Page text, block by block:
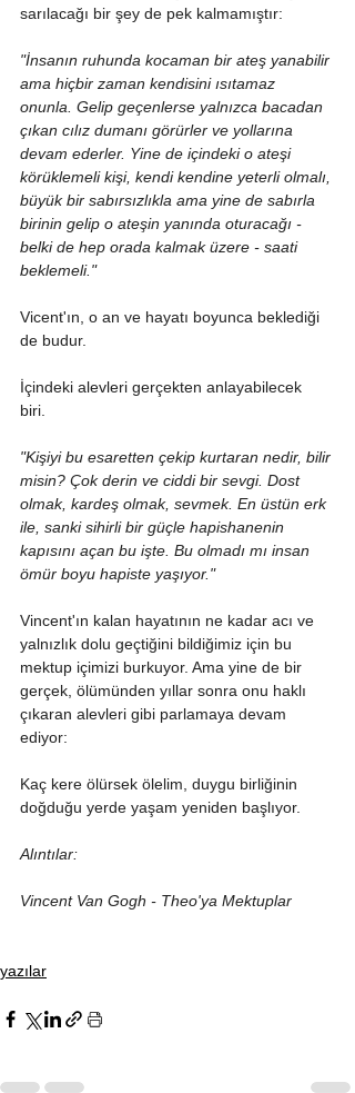
sarılacağı bir şey de pek kalmamıştır:
"İnsanın ruhunda kocaman bir ateş yanabilir
ama hiçbir zaman kendisini ısıtamaz
onunla. Gelip geçenlerse yalnızca bacadan
çıkan cılız dumanı görürler ve yollarına
devam ederler. Yine de içindeki o ateşi
körüklemeli kişi, kendi kendine yeterli olmalı,
büyük bir sabırsızlıkla ama yine de sabırla
birinin gelip o ateşin yanında oturacağı -
belki de hep orada kalmak üzere - saati
beklemeli."
Vicent'ın, o an ve hayatı boyunca beklediği
de budur.
İçindeki alevleri gerçekten anlayabilecek
biri.
"Kişiyi bu esaretten çekip kurtaran nedir, bilir
misin? Çok derin ve ciddi bir sevgi. Dost
olmak, kardeş olmak, sevmek. En üstün erk
ile, sanki sihirli bir güçle hapishanenin
kapısını açan bu işte. Bu olmadı mı insan
ömür boyu hapiste yaşıyor."
Vincent'ın kalan hayatının ne kadar acı ve
yalnızlık dolu geçtiğini bildiğimiz için bu
mektup içimizi burkuyor. Ama yine de bir
gerçek, ölümünden yıllar sonra onu haklı
çıkaran alevleri gibi parlamaya devam
ediyor:
Kaç kere ölürsek ölelim, duygu birliğinin
doğduğu yerde yaşam yeniden başlıyor.
Alıntılar:
Vincent Van Gogh - Theo'ya Mektuplar
yazılar